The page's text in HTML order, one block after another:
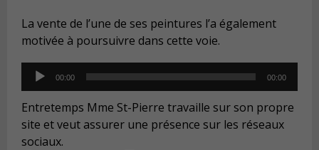
La vente de l’une de ses peintures l’a également
motivée à poursuivre dans cette voie.
Audio
Player
00:00 00:00
Entretemps Mme St-Pierre travaille sur son propre
site et veut assurer une présence sur les réseaux
sociaux.